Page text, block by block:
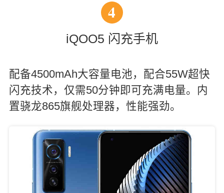
4
iQOO5 闪充手机
配备4500mAh大容量电池，配合55W超快
闪充技术，仅需50分钟即可充满电量。内
置骁龙865旗舰处理器，性能强劲。